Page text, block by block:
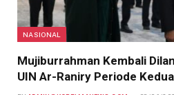
NASIONAL
Mujiburrahman Kembali
UIN Ar-Raniry Periode